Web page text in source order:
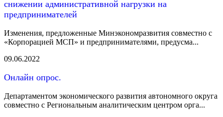
снижении административной нагрузки на
предпринимателей
Изменения, предложенные Минэкономразвития совместно с
«Корпорацией МСП» и предпринимателями, предусма...
09.06.2022
Онлайн опрос.
Департаментом экономического развития автономного округа
совместно с Региональным аналитическим центром орга...